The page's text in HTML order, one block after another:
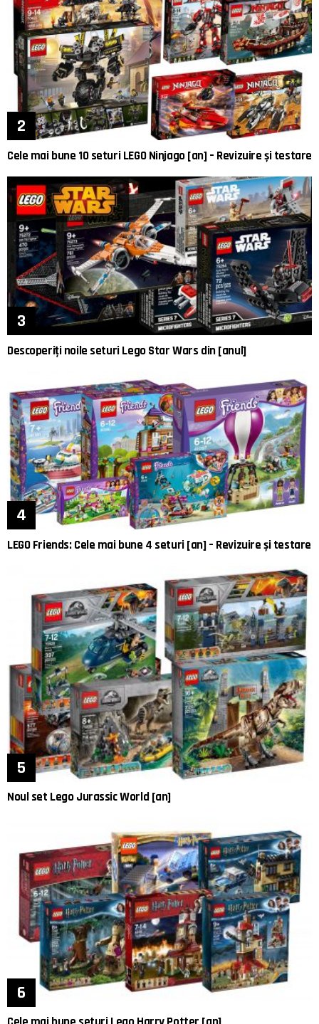
Cele mai bune 10 seturi LEGO Ninjago [an] – Revizuire și testare
Descoperiți noile seturi Lego Star Wars din [anul]
LEGO Friends: Cele mai bune 4 seturi [an] – Revizuire și testare
Noul set Lego Jurassic World [an]